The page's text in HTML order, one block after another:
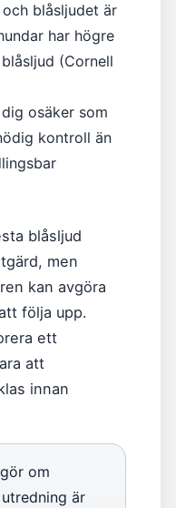
blåsljudet är
har högre
(Cornell
osäker som
kontroll än
blåsljud
men
kan avgöra
följa upp.
ett
att
innan
om
är